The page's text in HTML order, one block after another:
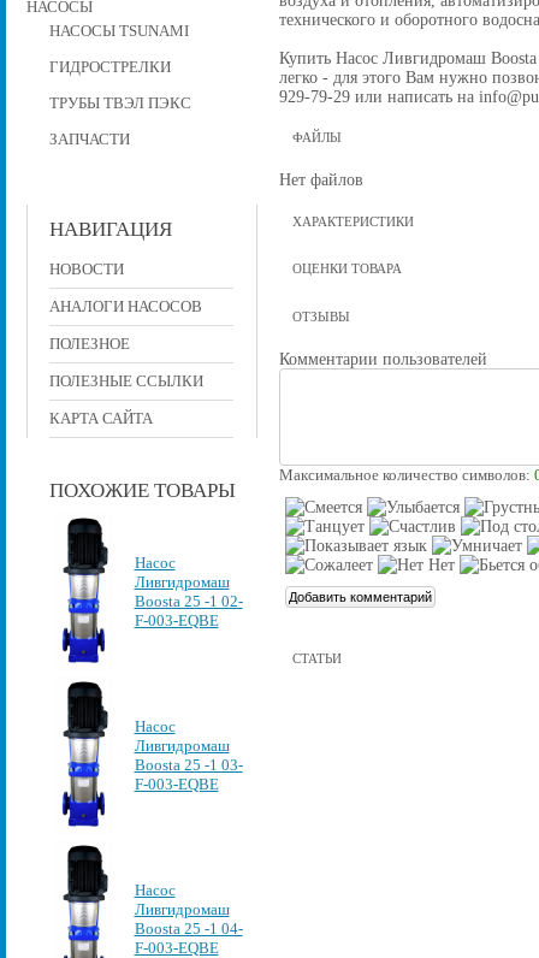
НАСОСЫ
НАСОСЫ TSUNAMI
ГИДРОСТРЕЛКИ
ТРУБЫ ТВЭЛ ПЭКС
ЗАПЧАСТИ
НАВИГАЦИЯ
НОВОСТИ
АНАЛОГИ НАСОСОВ
ПОЛЕЗНОЕ
ПОЛЕЗНЫЕ ССЫЛКИ
КАРТА САЙТА
ПОХОЖИЕ ТОВАРЫ
Насос
Ливгидромаш
Boosta 25 -1 02-
F-003-EQBE
Насос
Ливгидромаш
Boosta 25 -1 03-
F-003-EQBE
Насос
Ливгидромаш
Boosta 25 -1 04-
F-003-EQBE
технического и оборотного
Купить Насос Ливгидромаш
легко - для этого Вам нужно
929-79-29 или написать на
ФАЙЛЫ
Нет файлов
ХАРАКТЕРИСТИКИ
ОЦЕНКИ ТОВАРА
ОТЗЫВЫ
Комментарии пользователей
Максимальное количество символов:
СТАТЬИ